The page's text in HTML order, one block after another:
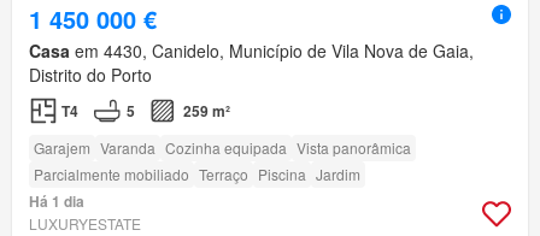
1 450 000 €
Casa em 4430, Canidelo, Município de Vila Nova de Gaia,
Distrito do Porto
T4 5 259 m²
Garajem Varanda Cozinha equipada Vista panorâmica
Parcialmente mobiliado Terraço Piscina Jardim
Há 1 dia
LUXURYESTATE